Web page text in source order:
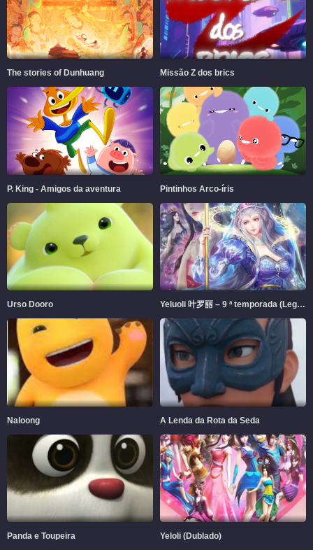
The stories of Dunhuang Missão Z dos brics
P. King - Amigos da aventura Pintinhos Arco-íris
Urso Dooro Yeluoli 叶罗丽 – 9 ª temporada (Legendado)
Naloong A Lenda da Rota da Seda
Panda e Toupeira Yeloli (Dublado)